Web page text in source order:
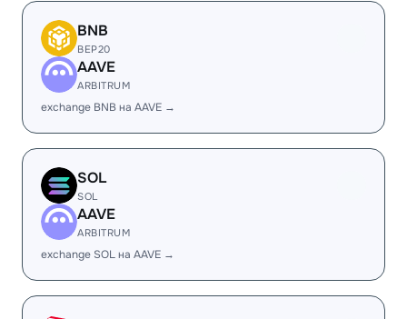
BNB
BEP20
AAVE
ARBITRUM
exchange BNB на AAVE →
SOL
SOL
AAVE
ARBITRUM
exchange SOL на AAVE →